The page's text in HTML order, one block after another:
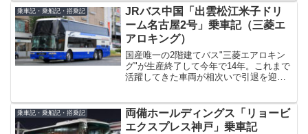
車を終え、東京で一泊。その翌日、私は
「とあるバス」を見るため...
乗車記・乗船記・搭乗記
JRバス中国「出雲松江米子ドリ
ーム名古屋2号」乗車記（三菱エ
アロキング）
国産唯一の2階建てバス"三菱エアロキン
グ"が生産終了して今年で14年。これまで
活躍してきた車両が相次いで引退を迎
した車両が別の事業者へ移り、既存高速
路線の営業運行に就く...
乗車記・乗船記・搭乗記
両備ホールディングス「リョービ
エクスプレス神戸」乗車記